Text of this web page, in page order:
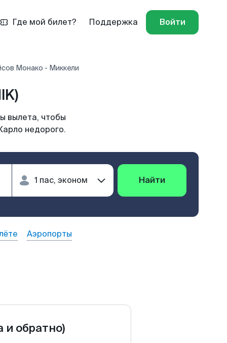
Где мой билет? Поддержка Войти
Монако - Миккели
вылета, чтобы
недорого.
Найти
Аэропорты
и обратно)